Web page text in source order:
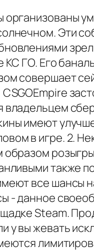
организованы
Эти
КС ГО. Его
совершает
владельцем
имеют
в игре. 2.
образом
также
все шансы
- данное
Steam.
у вы жевать